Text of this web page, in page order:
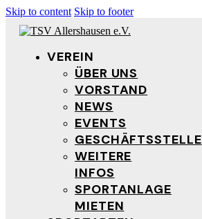
Skip to content Skip to footer
VEREIN
ÜBER UNS
VORSTAND
NEWS
EVENTS
GESCHÄFTSSTELLE
WEITERE
INFOS
SPORTANLAGE
MIETEN